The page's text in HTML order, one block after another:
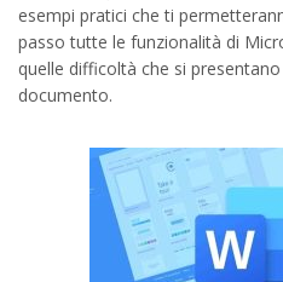
esempi pratici che ti
passo tutte le funzionalità di
quelle difficoltà che si
documento.